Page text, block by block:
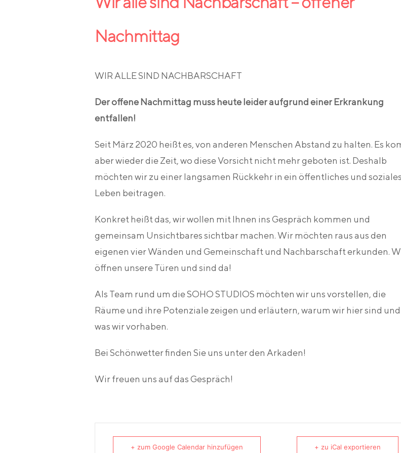
Nachmittag
WIR ALLE SIND NACHBARSCHAFT
Der offene Nachmittag muss heute leider aufgrund einer Erkrankung
entfallen!
Seit März 2020 heißt es, von anderen Menschen Abstand zu halten. Es
aber wieder die Zeit, wo diese Vorsicht nicht mehr geboten ist. Deshalb
möchten wir zu einer langsamen Rückkehr in ein öffentliches und soziales
Leben beitragen.
Konkret heißt das, wir wollen mit Ihnen ins Gespräch kommen und
gemeinsam Unsichtbares sichtbar machen. Wir möchten raus aus den
eigenen vier Wänden und Gemeinschaft und Nachbarschaft erkunden.
öffnen unsere Türen und sind da!
Als Team rund um die SOHO STUDIOS möchten wir uns vorstellen, die
Räume und ihre Potenziale zeigen und erläutern, warum wir hier sind und
was wir vorhaben.
Bei Schönwetter finden Sie uns unter den Arkaden!
Wir freuen uns auf das Gespräch!
+ zum Google Calendar hinzufügen + zu iCal exportieren